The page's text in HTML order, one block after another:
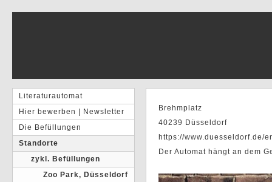
Literaturautomat
Hier bewerben | Newsletter
Die Befüllungen
Standorte
zykl. Befüllungen
Zoo Park, Düsseldorf
Brehmplatz
40239 Düsseldorf
https://www.duesseldorf.de/
Der Automat hängt an dem